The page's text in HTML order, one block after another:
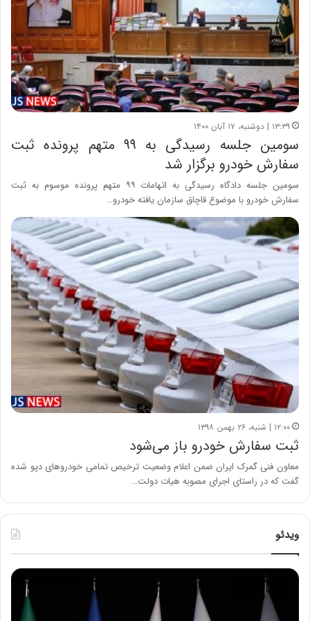
۱۳:۳۹ | دوشنبه، ۱۷ آبان ۱۴۰۰
سومین جلسه رسیدگی به ۹۹ متهم پرونده ثبت
سفارش خودرو برگزار شد
سومین جلسه دادگاه رسیدگی به اتهامات ۹۹ متهم پرونده موسوم به ثبت
سفارش خودرو با موضوع قاچاق سازمان یافته خودرو…
۱۲:۰۰ | شنبه، ۲۶ بهمن ۱۳۹۸
ثبت سفارش خودرو باز می‌شود
معاون فنی گمرک ایران ضمن اعلام وضعیت ترخیص تمامی خودروهای دپو شده
گفت که در راستای اجرای مصوبه هیات دولت…
ویدئو
ح
س
ی